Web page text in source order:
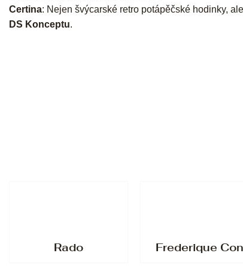
Certina: Nejen švýcarské retro potápěčské hodinky,
DS Konceptu.
Rado Frederique